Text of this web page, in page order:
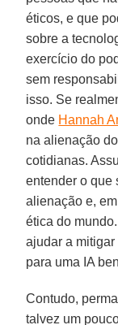
éticos, e que
sobre a
exercício do
sem
isso. Se
onde Hannah
na alienação
cotidianas.
entender o que
alienação e,
ética do
ajudar a
para uma IA
Contudo,
talvez um